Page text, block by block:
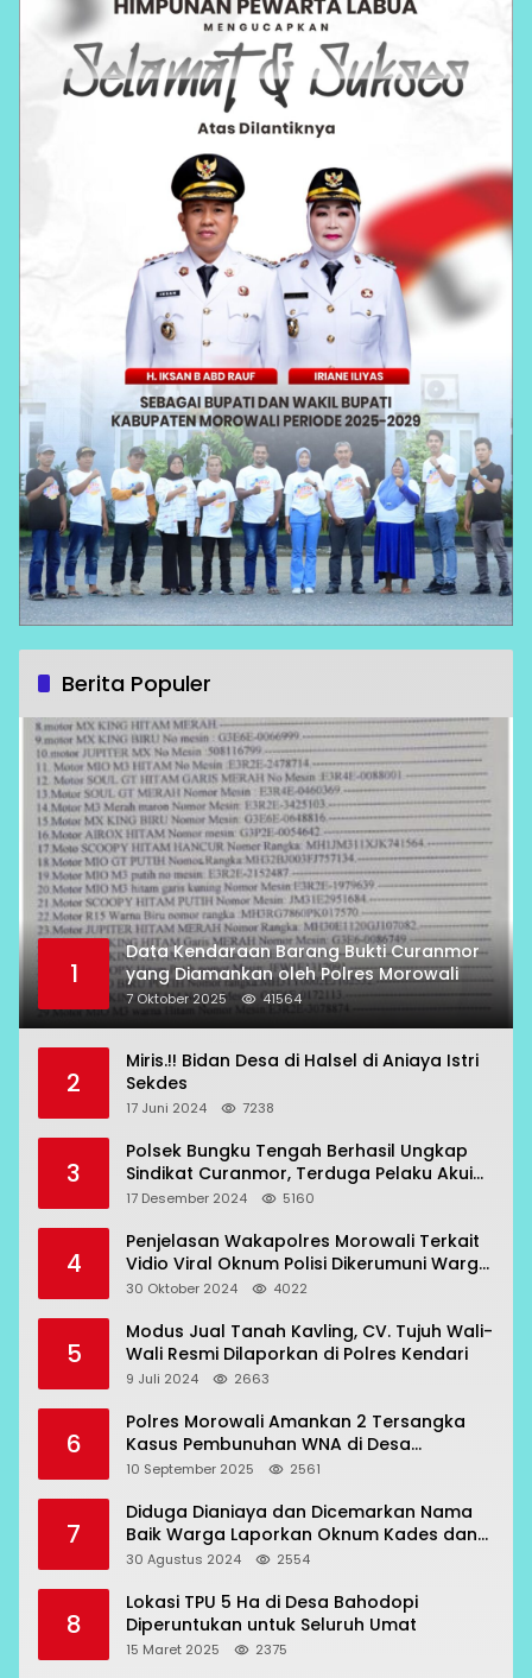
Berita Populer
1
Data Kendaraan Barang Bukti Curanmor
yang Diamankan oleh Polres Morowali
7 Oktober 2025 41564
2
Miris.!! Bidan Desa di Halsel di Aniaya Istri
Sekdes
17 Juni 2024 7238
3
Polsek Bungku Tengah Berhasil Ungkap
Sindikat Curanmor, Terduga Pelaku Akui
Beraksi di 7 Lokasi
17 Desember 2024 5160
4
Penjelasan Wakapolres Morowali Terkait
Vidio Viral Oknum Polisi Dikerumuni Warga
Bahodopi
30 Oktober 2024 4022
5
Modus Jual Tanah Kavling, CV. Tujuh Wali-
Wali Resmi Dilaporkan di Polres Kendari
9 Juli 2024 2663
6
Polres Morowali Amankan 2 Tersangka
Kasus Pembunuhan WNA di Desa
Topogaro
10 September 2025 2561
7
Diduga Dianiaya dan Dicemarkan Nama
Baik Warga Laporkan Oknum Kades dan
Oknum Polisi
30 Agustus 2024 2554
8
Lokasi TPU 5 Ha di Desa Bahodopi
Diperuntukan untuk Seluruh Umat
15 Maret 2025 2375